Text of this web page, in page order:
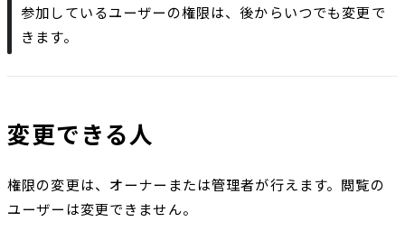
参加しているユーザーの権限は、後からいつでも変更で
きます。
変更できる人
権限の変更は、オーナーまたは管理者が行えます。閲覧の
ユーザーは変更できません。